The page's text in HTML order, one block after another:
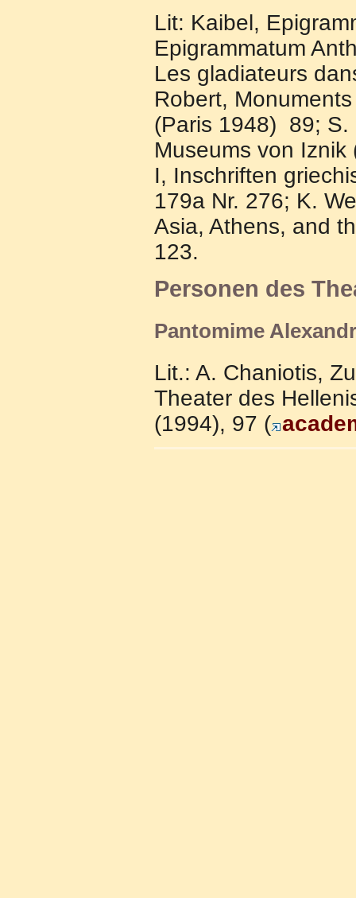
Lit: Kaibel,
Epigrammatum
Les gladiateurs
Robert,
(Paris 1948) 89; S.
Museums von
I, Inschriften
179a Nr. 276; K.
Asia, Athens, and
123.
Personen des
Pantomime
Lit.: A. Chaniotis,
Theater des
(1994), 97 (